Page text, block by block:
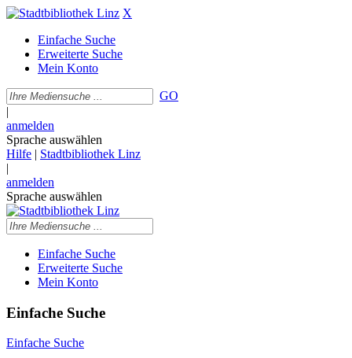
X
Einfache Suche
Erweiterte Suche
Mein Konto
GO
|
anmelden
Sprache auswählen
Hilfe | Stadtbibliothek Linz
|
anmelden
Sprache auswählen
Einfache Suche
Erweiterte Suche
Mein Konto
Einfache Suche
Einfache Suche